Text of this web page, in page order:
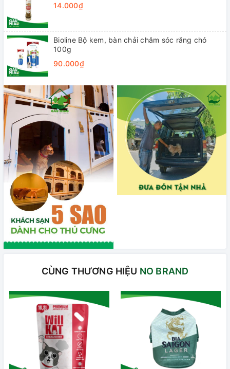
14.000₫
Bioline Bộ kem, bàn chải chăm sóc răng chó
100g
90.000₫
CÙNG THƯƠNG HIỆU NO BRAND